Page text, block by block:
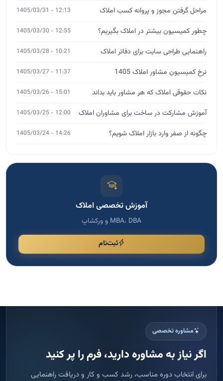
مراحل گرفتن مجوز و پروانه کسب املاک 12:13 - 1405/03/31
چطور کمیسیون بیشتر در املاک بگیریم؟ 12:55 - 1405/03/30
راهنمایی طراحی سایت برای دفاتر املاک 10:21 - 1405/03/28
نرخ کمیسیون مشاور املاک 1405 11:37 - 1405/03/27
نکات حقوقی املاک که هر مشاور باید بداند 15:01 - 1405/03/26
آموزش مشارکت در ساخت برای مشاوران املاک 12:00 - 1405/03/25
چگونه از صفر وارد بازار املاک شویم؟ 14:26 - 1405/03/24
آموزش تخصصی املاک
MBA، DBA و ورکشاپ
ثبت‌نام
مشاوره تخصصی
اگر نیاز به مشاوره دارید، فرم را پر کنید
برای انتخاب دوره مناسب، رشد کسب و کار و دریافت راهنمایی